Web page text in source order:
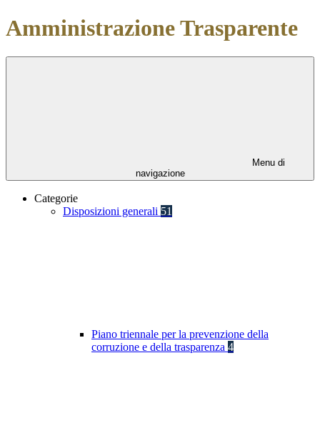
Amministrazione Trasparente
Menu di
navigazione
Categorie
Disposizioni generali 51
Piano triennale per la prevenzione della
corruzione e della trasparenza 4